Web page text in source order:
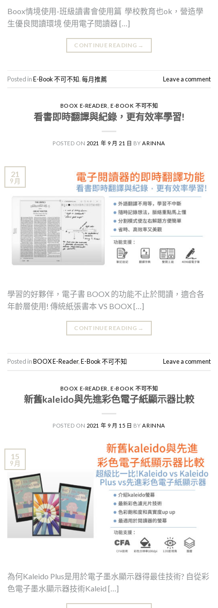
Boox情境使用-班級讀書會使用篇 學校教育也ok，營造學
生優良閱讀環境 使用電子閱讀器 […]
CONTINUE READING →
Posted inE-Book 不可不知,每月推薦 Leave a comment
BOOX E-READER ,E-BOOK 不可不知
看書即時翻譯與紀錄，更有效率學習!
POSTED ON 2021 年 9 月 21 日 BYARINNA
21
9 月
學習的好夥伴，電子書 BOOX 的功能不止於閱讀，適合各
年齡層使用! 傳統紙張書本 VS BOOX […]
CONTINUE READING →
Posted inBOOX E-Reader,E-Book 不可不知 Leave a comment
BOOX E-READER ,E-BOOK 不可不知
新舊kaleido與先進彩色電子紙顯示器比較
POSTED ON 2021 年 9 月 15 日 BYARINNA
15
9 月
為何Kaleido Plus是用於電子墨水顯示器得最佳技術? 自從彩
色電子墨水顯示器技術Kaleid […]